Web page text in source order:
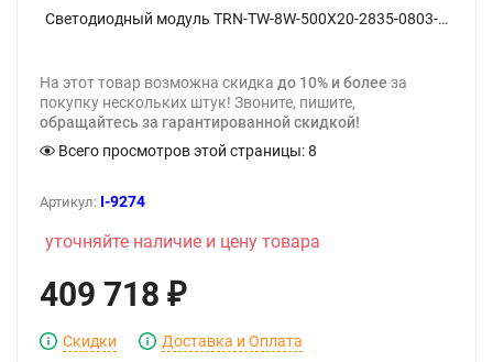
Светодиодный модуль TRN-TW-8W-500X20-2835-0803-8S3P-306580 - фото
На этот товар возможна скидка до 10% и более за
покупку нескольких штук! Звоните, пишите,
обращайтесь за гарантированной скидкой!
Всего просмотров этой страницы:8
Артикул: I-9274
уточняйте наличие и цену товара
409 718 ₽
Скидки Доставка и Оплата